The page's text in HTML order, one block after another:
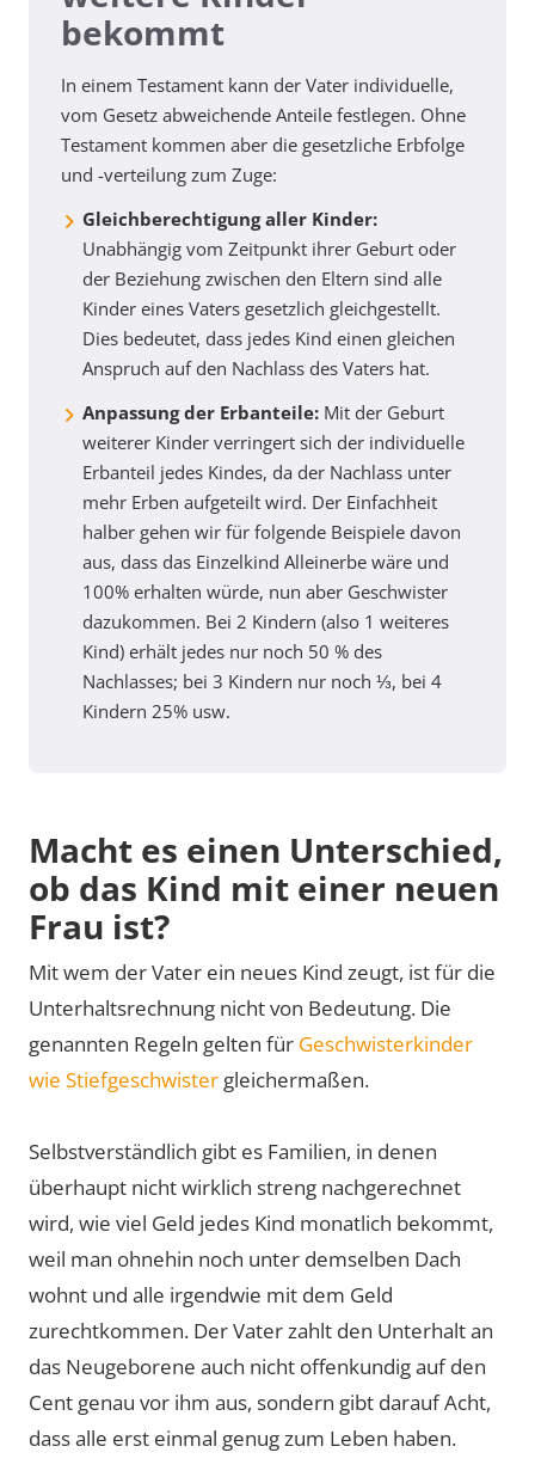
bekommt
In einem Testament kann der Vater individuelle,
vom Gesetz abweichende Anteile festlegen. Ohne
Testament kommen aber die gesetzliche Erbfolge
und -verteilung zum Zuge:
Gleichberechtigung aller Kinder:
Unabhängig vom Zeitpunkt ihrer Geburt oder
der Beziehung zwischen den Eltern sind alle
Kinder eines Vaters gesetzlich gleichgestellt.
Dies bedeutet, dass jedes Kind einen gleichen
Anspruch auf den Nachlass des Vaters hat.
Anpassung der Erbanteile: Mit der Geburt
weiterer Kinder verringert sich der individuelle
Erbanteil jedes Kindes, da der Nachlass unter
mehr Erben aufgeteilt wird. Der Einfachheit
halber gehen wir für folgende Beispiele davon
aus, dass das Einzelkind Alleinerbe wäre und
100% erhalten würde, nun aber Geschwister
dazukommen. Bei 2 Kindern (also 1 weiteres
Kind) erhält jedes nur noch 50 % des
Nachlasses; bei 3 Kindern nur noch ⅓, bei 4
Kindern 25% usw.
Macht es einen Unterschied,
ob das Kind mit einer neuen
Frau ist?
Mit wem der Vater ein neues Kind zeugt, ist für die
Unterhaltsrechnung nicht von Bedeutung. Die
genannten Regeln gelten für Geschwisterkinder
wie Stiefgeschwister gleichermaßen.
Selbstverständlich gibt es Familien, in denen
überhaupt nicht wirklich streng nachgerechnet
wird, wie viel Geld jedes Kind monatlich bekommt,
weil man ohnehin noch unter demselben Dach
wohnt und alle irgendwie mit dem Geld
zurechtkommen. Der Vater zahlt den Unterhalt an
das Neugeborene auch nicht offenkundig auf den
Cent genau vor ihm aus, sondern gibt darauf Acht,
dass alle erst einmal genug zum Leben haben.